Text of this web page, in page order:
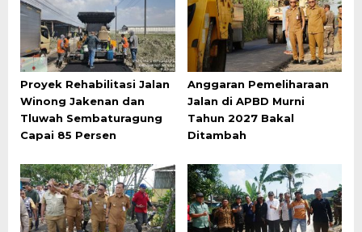
Proyek Rehabilitasi Jalan
Winong Jakenan dan
Tluwah Sembaturagung
Capai 85 Persen
Anggaran Pemeliharaan
Jalan di APBD Murni
Tahun 2027 Bakal
Ditambah